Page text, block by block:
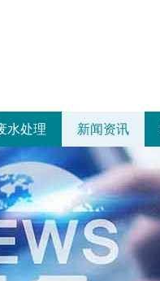
水处理 新闻资讯